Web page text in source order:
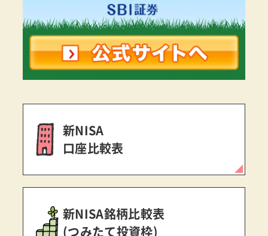
新NISA
口座比較表
新NISA銘柄比較表
(つみたて投資枠)